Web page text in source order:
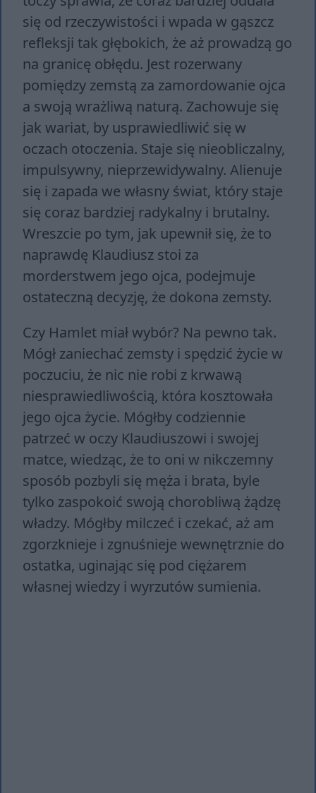
się od rzeczywistości i wpada w gąszcz
refleksji tak głębokich, że aż prowadzą go
na granicę obłędu. Jest rozerwany
pomiędzy zemstą za zamordowanie ojca
a swoją wrażliwą naturą. Zachowuje się
jak wariat, by usprawiedliwić się w
oczach otoczenia. Staje się nieobliczalny,
impulsywny, nieprzewidywalny. Alienuje
się i zapada we własny świat, który staje
się coraz bardziej radykalny i brutalny.
Wreszcie po tym, jak upewnił się, że to
naprawdę Klaudiusz stoi za
morderstwem jego ojca, podejmuje
ostateczną decyzję, że dokona zemsty.
Czy Hamlet miał wybór? Na pewno tak.
Mógł zaniechać zemsty i spędzić życie w
poczuciu, że nic nie robi z krwawą
niesprawiedliwością, która kosztowała
jego ojca życie. Mógłby codziennie
patrzeć w oczy Klaudiuszowi i swojej
matce, wiedząc, że to oni w nikczemny
sposób pozbyli się męża i brata, byle
tylko zaspokoić swoją chorobliwą żądzę
władzy. Mógłby milczeć i czekać, aż am
zgorzknieje i zgnuśnieje wewnętrznie do
ostatka, uginając się pod ciężarem
własnej wiedzy i wyrzutów sumienia.